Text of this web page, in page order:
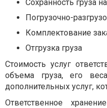
Сохранность груза
Погрузочно-
Комплектование
Отгрузка груза
Стоимость услуг
объема груза, его
дополнительных услуг,
Ответственное